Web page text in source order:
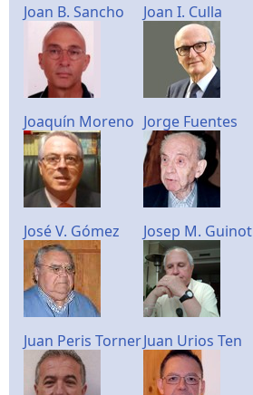
Joan B. Sancho Joan I. Culla
Joaquín Moreno Jorge Fuentes
José V. Gómez Josep M. Guinot
Juan Peris TornerJuan Urios Ten